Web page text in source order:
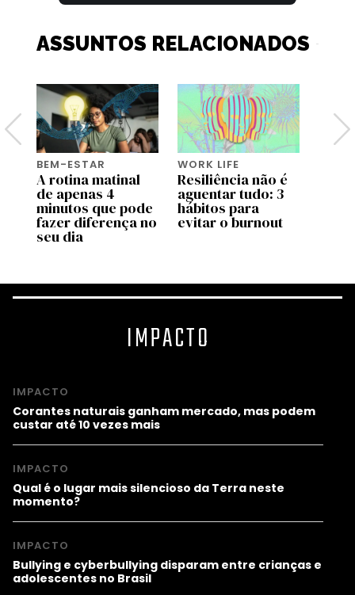
ASSUNTOS RELACIONADOS
BEM-ESTAR
A rotina matinal
de apenas 4
minutos que pode
fazer diferença no
seu dia
WORK LIFE
Resiliência não é
aguentar tudo: 3
hábitos para
evitar o burnout
IMPACTO
IMPACTO
Corantes naturais ganham mercado, mas podem
custar até 10 vezes mais
IMPACTO
Qual é o lugar mais silencioso da Terra neste
momento?
IMPACTO
Bullying e cyberbullying disparam entre crianças e
adolescentes no Brasil